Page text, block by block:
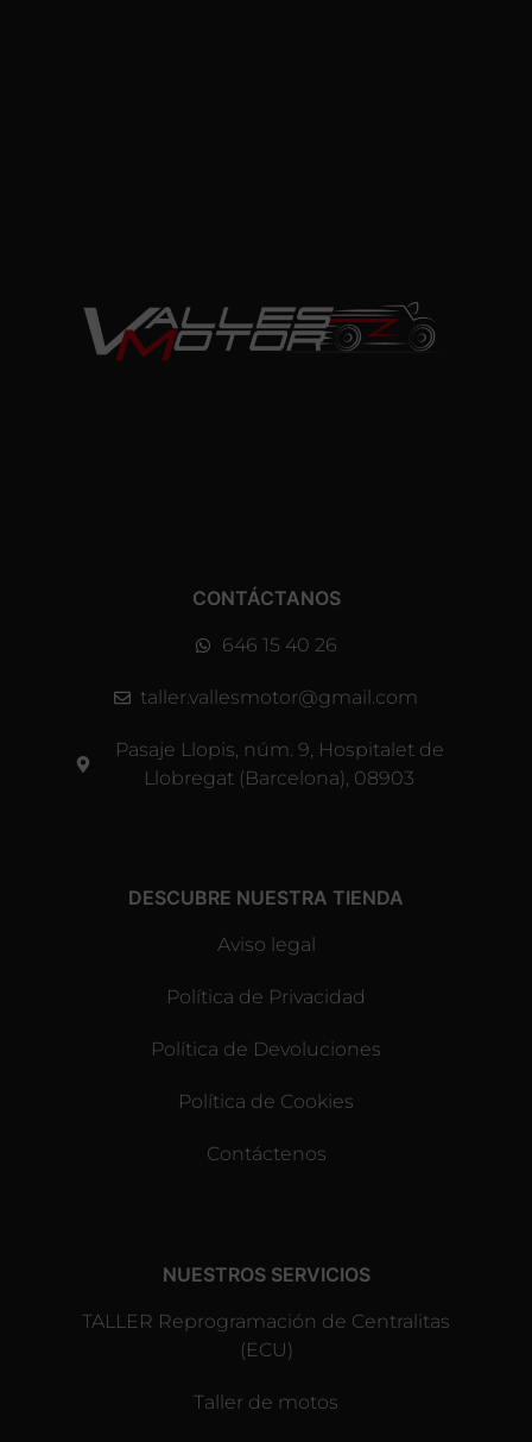
CONTÁCTANOS
646 15 40 26
taller.vallesmotor@gmail.com
Pasaje Llopis, núm. 9, Hospitalet de
Llobregat (Barcelona), 08903
DESCUBRE NUESTRA TIENDA
Aviso legal
Política de Privacidad
Política de Devoluciones
Política de Cookies
Contáctenos
NUESTROS SERVICIOS
TALLER Reprogramación de Centralitas
(ECU)
Taller de motos